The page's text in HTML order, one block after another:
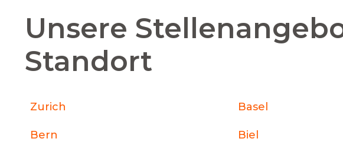
Unsere
Standort
Zurich Basel
Bern Biel